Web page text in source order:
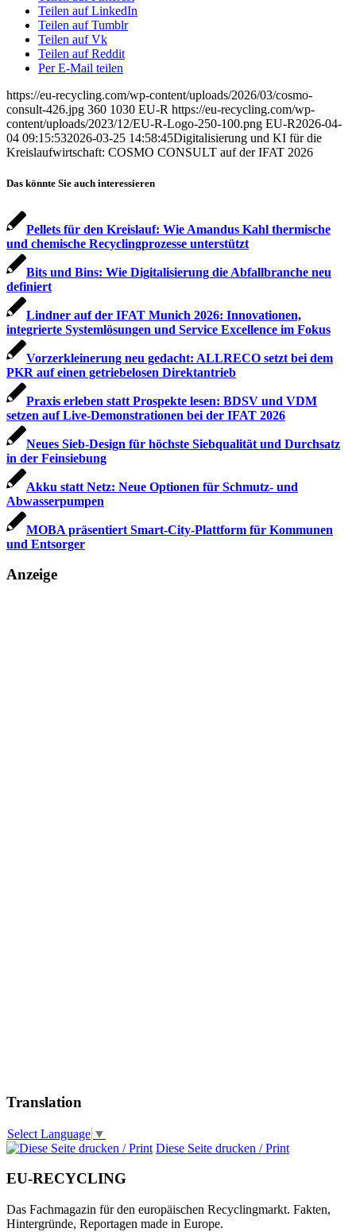
Teilen auf LinkedIn
Teilen auf Tumblr
Teilen auf Vk
Teilen auf Reddit
Per E-Mail teilen
https://eu-recycling.com/wp-content/uploads/2026/03/cosmo-
consult-426.jpg 360 1030 EU-R https://eu-recycling.com/wp-
content/uploads/2023/12/EU-R-Logo-250-100.png EU-R2026-04-
04 09:15:532026-03-25 14:58:45Digitalisierung und KI für die
Kreislaufwirtschaft: COSMO CONSULT auf der IFAT 2026
Das könnte Sie auch interessieren
Pellets für den Kreislauf: Wie Amandus Kahl thermische
und chemische Recyclingprozesse unterstützt
Bits und Bins: Wie Digitalisierung die Abfallbranche neu
definiert
Lindner auf der IFAT Munich 2026: Innovationen,
integrierte Systemlösungen und Service Excellence im Fokus
Vorzerkleinerung neu gedacht: ALLRECO setzt bei dem
PKR auf einen getriebelosen Direktantrieb
Praxis erleben statt Prospekte lesen: BDSV und VDM
setzen auf Live-Demonstrationen bei der IFAT 2026
Neues Sieb-Design für höchste Siebqualität und Durchsatz
in der Feinsiebung
Akku statt Netz: Neue Optionen für Schmutz- und
Abwasserpumpen
MOBA präsentiert Smart-City-Plattform für Kommunen
und Entsorger
Anzeige
Translation
Select Language ▼
Diese Seite drucken / Print
EU-RECYCLING
Das Fachmagazin für den europäischen Recyclingmarkt. Fakten,
Hintergründe, Reportagen made in Europe.